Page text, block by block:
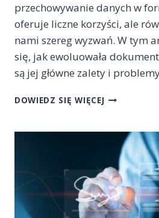
przechowywanie danych w
oferuje liczne korzyści, ale
nami szereg wyzwań. W tym
się, jak ewoluowała
są jej główne zalety i
DOWIEDZ SIĘ WIĘCEJ EWOLUCJA
W
ERZE
CYFRYZACJI:
KORZYŚCI,
WYZWANIA
I